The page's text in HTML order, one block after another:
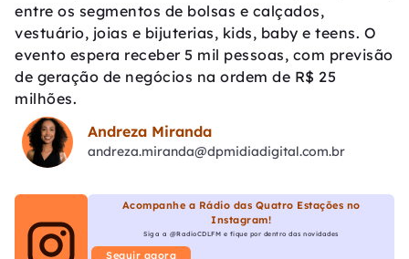
entre os segmentos de bolsas e calçados,
vestuário, joias e bijuterias, kids, baby e teens. O
evento espera receber 5 mil pessoas, com previsão
de geração de negócios na ordem de R$ 25
milhões.
Andreza Miranda
andreza.miranda@dpmidiadigital.com.br
Acompanhe a Rádio das Quatro Estações no
Instagram!
Siga a @RadioCDLFM e fique por dentro das novidades
Seguir agora